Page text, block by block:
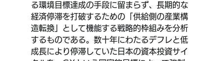
る環境目標達成の手段に留まらず、長期的な
経済停滞を打破するための「供給側の産業構
造転換」として機能する戦略的枠組みを分析
するものである。数十年にわたるデフレと低
成長により停滞していた日本の資本投資サイ